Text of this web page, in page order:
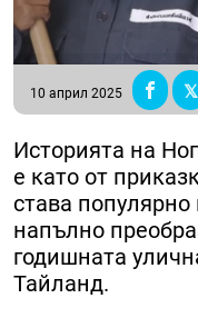
10 април 2025
Историята на
е като от
става
напълно
годишната
Тайланд.